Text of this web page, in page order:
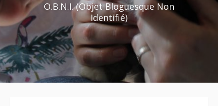
O.B.N.I. (Objet Bloguesque Non
Identifié)